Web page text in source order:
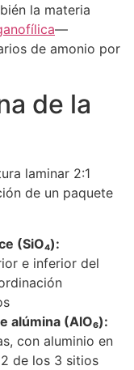
la materia
—
de amonio por
de la
laminar 2:1
de un paquete
(SiO₄):
e inferior del
alúmina (AlO₆):
con aluminio en
de los 3 sitios